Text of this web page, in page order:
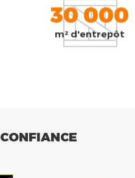
30 000
m² d'entrepôt